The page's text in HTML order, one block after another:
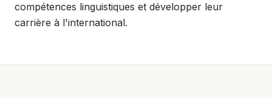
compétences linguistiques et développer leur
carrière à l'international.